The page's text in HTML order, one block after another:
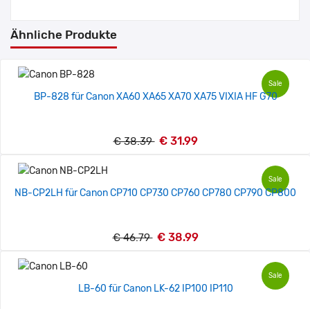
Ähnliche Produkte
Sale
BP-828 für Canon XA60 XA65 XA70 XA75 VIXIA HF G70
€ 38.39 € 31.99
Sale
NB-CP2LH für Canon CP710 CP730 CP760 CP780 CP790 CP800
€ 46.79 € 38.99
Sale
LB-60 für Canon LK-62 IP100 IP110